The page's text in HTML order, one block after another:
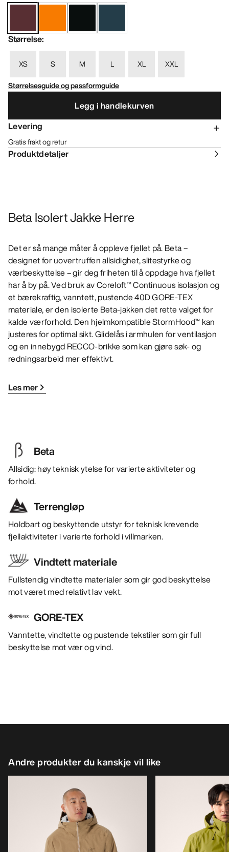
Størrelse:
XS S M L XL
XXL
Størrelsesguide og passformguide
Legg i handlekurven
Levering
Gratis frakt og retur
Produktdetaljer
Beta Isolert Jakke Herre
Det er så mange måter å oppleve fjellet på. Beta –
designet for uovertruffen allsidighet, slitestyrke og
værbeskyttelse – gir deg friheten til å oppdage hva fjellet
har å by på. Ved bruk av Coreloft™ Continuous isolasjon og
et bærekraftig, vanntett, pustende 40D GORE-TEX
materiale, er den isolerte Beta-jakken det rette valget for
kalde værforhold. Den hjelmkompatible StormHood™ kan
justeres for optimal sikt. Glidelås i armhulen for ventilasjon
og en innebygd RECCO-brikke som kan gjøre søk- og
redningsarbeid mer effektivt.
Les mer
Beta
Allsidig: høy teknisk ytelse for varierte aktiviteter og
forhold.
Terrengløp
Holdbart og beskyttende utstyr for teknisk krevende
fjellaktiviteter i varierte forhold i villmarken.
Vindtett materiale
Fullstendig vindtette materialer som gir god beskyttelse
mot været med relativt lav vekt.
GORE-TEX
Vanntette, vindtette og pustende tekstiler som gir full
beskyttelse mot vær og vind.
Andre produkter du kanskje vil like